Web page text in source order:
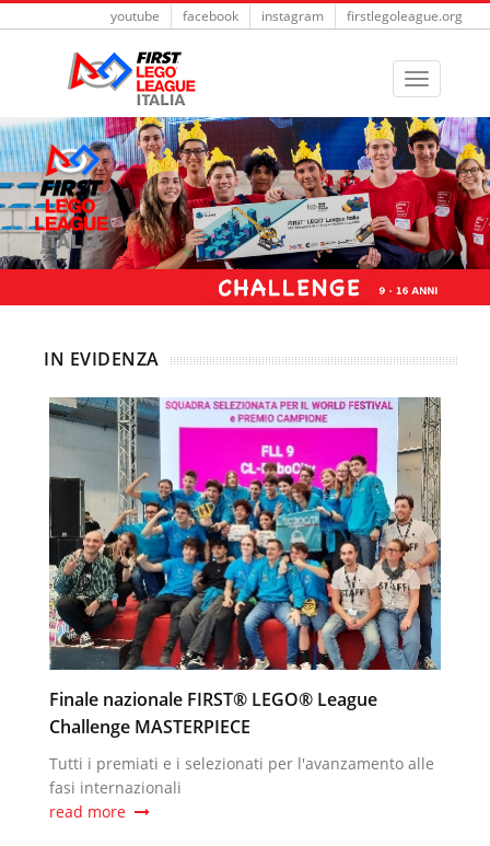
youtube facebook instagram firstlegoleague.org
IN EVIDENZA
Finale nazionale FIRST® LEGO® League
Challenge MASTERPIECE
Tutti i premiati e i selezionati per l'avanzamento alle
fasi internazionali
read more